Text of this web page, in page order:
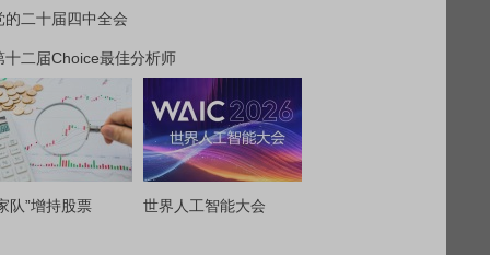
的二十届四中全会
十二届Choice最佳分析师
队”增持股票 世界人工智能大会